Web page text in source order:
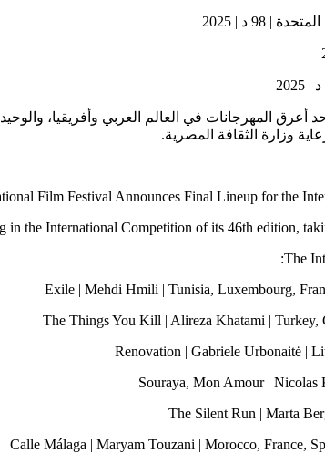
98 د | 2025
Film Festival Announces Final Lineup for the
the International Competition of its 46th edition,
The
Exile | Mehdi Hmili | Tunisia, Luxembourg,
The Things You Kill | Alireza Khatami | Turkey,
Renovation | Gabriele Urbonaitė |
Souraya, Mon Amour | Nicolas
The Silent Run | Marta
Calle Málaga | Maryam Touzani | Morocco, France,